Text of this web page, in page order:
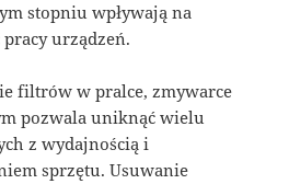
stopniu wpływają na
urządzeń.
filtrów w pralce, zmywarce
pozwala uniknąć wielu
z wydajnością i
sprzętu. Usuwanie